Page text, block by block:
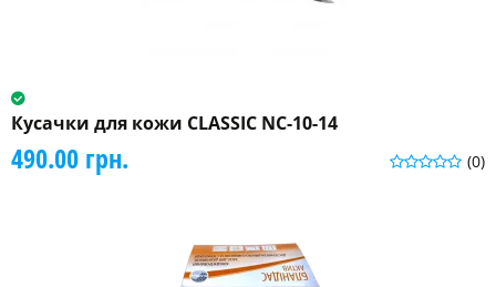
Кусачки для кожи CLASSIC NC-10-14
(0)
490.00 грн.